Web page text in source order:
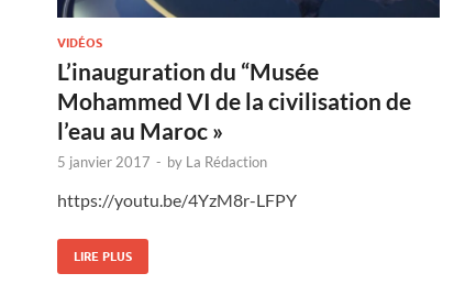
VIDÉOS
L’inauguration du “Musée
Mohammed VI de la civilisation de
l’eau au Maroc »
5 janvier 2017 - by La Rédaction
https://youtu.be/4YzM8r-LFPY
LIRE PLUS